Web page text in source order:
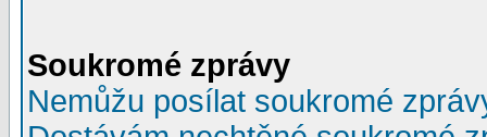
Soukromé zprávy
Nemůžu posílat soukromé